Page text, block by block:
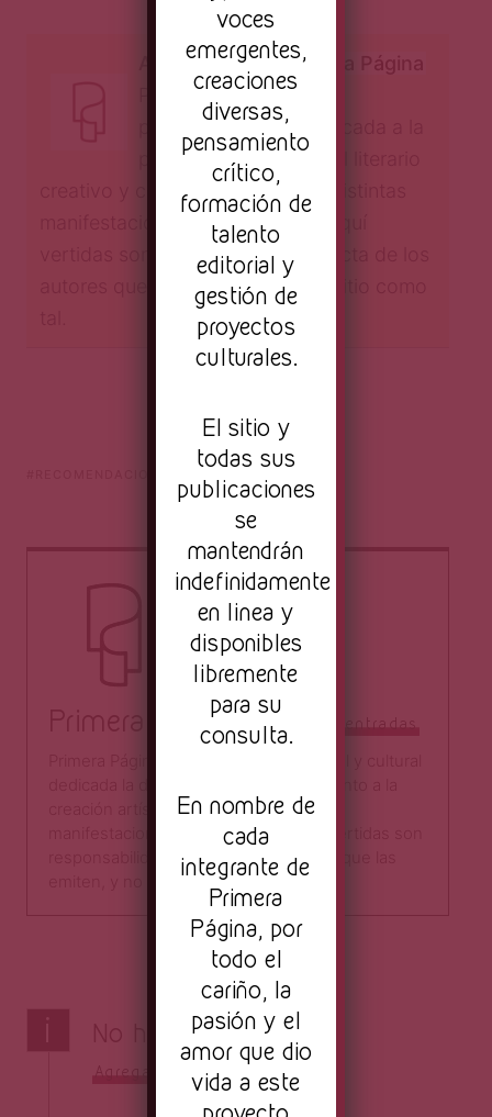
Autor: Revista Primera Página
Primera Página es una
plataforma digital dedicada a la
publicación de material literario
creativo y crítica cultural en sus distintas
manifestaciones. Las opiniones aquí
vertidas son responsabilidad directa de los
autores que las emiten, y no del sitio como
Primera Página Todas las entradas
creación artística a través de distintas
manifestaciones. Las opiniones aquí vertidas son
responsabilidad directa de los autores que las
emiten, y no del sitio como tal.​
No hay comentarios
Agrega el tuyo
voces
emergentes,
creaciones
diversas,
pensamiento
crítico,
formación de
talento
editorial y
gestión de
proyectos
culturales.
El sitio y
todas sus
publicaciones
se
mantendrán
indefinidamente
en linea y
disponibles
libremente
para su
consulta.
En nombre de
cada
integrante de
Primera
Página, por
todo el
cariño, la
pasión y el
amor que dio
vida a este